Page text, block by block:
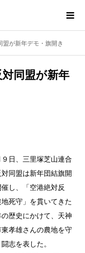
が新年デモ・旗開き
同盟が新年
日、三里塚芝山連合
対同盟は新年団結旗開
催し、「空港絶対反
死守」を貫いてきた
の歴史にかけて、天神
孝雄さんの農地を守
志を表した。